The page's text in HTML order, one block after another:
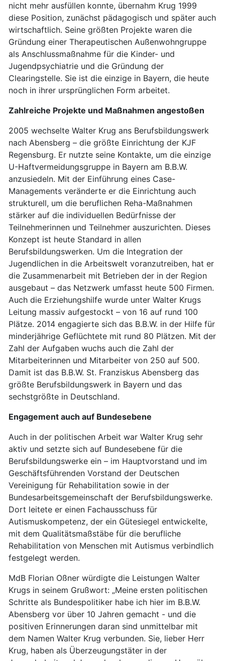
nicht mehr ausfüllen konnte, übernahm Krug 1999
diese Position, zunächst pädagogisch und später auch
wirtschaftlich. Seine größten Projekte waren die
Gründung einer Therapeutischen Außenwohngruppe
als Anschlussmaßnahme für die Kinder- und
Jugendpsychiatrie und die Gründung der
Clearingstelle. Sie ist die einzige in Bayern, die heute
noch in ihrer ursprünglichen Form arbeitet.
Zahlreiche Projekte und Maßnahmen angestoßen
2005 wechselte Walter Krug ans Berufsbildungswerk
nach Abensberg – die größte Einrichtung der KJF
Regensburg. Er nutzte seine Kontakte, um die einzige
U-Haftvermeidungsgruppe in Bayern am B.B.W.
anzusiedeln. Mit der Einführung eines Case-
Managements veränderte er die Einrichtung auch
strukturell, um die beruflichen Reha-Maßnahmen
stärker auf die individuellen Bedürfnisse der
Teilnehmerinnen und Teilnehmer auszurichten. Dieses
Konzept ist heute Standard in allen
Berufsbildungswerken. Um die Integration der
Jugendlichen in die Arbeitswelt voranzutreiben, hat er
die Zusammenarbeit mit Betrieben der in der Region
ausgebaut – das Netzwerk umfasst heute 500 Firmen.
Auch die Erziehungshilfe wurde unter Walter Krugs
Leitung massiv aufgestockt – von 16 auf rund 100
Plätze. 2014 engagierte sich das B.B.W. in der Hilfe für
minderjährige Geflüchtete mit rund 80 Plätzen. Mit der
Zahl der Aufgaben wuchs auch die Zahl der
Mitarbeiterinnen und Mitarbeiter von 250 auf 500.
Damit ist das B.B.W. St. Franziskus Abensberg das
größte Berufsbildungswerk in Bayern und das
sechstgrößte in Deutschland.
Engagement auch auf Bundesebene
Auch in der politischen Arbeit war Walter Krug sehr
aktiv und setzte sich auf Bundesebene für die
Berufsbildungswerke ein – im Hauptvorstand und im
Geschäftsführenden Vorstand der Deutschen
Vereinigung für Rehabilitation sowie in der
Bundesarbeitsgemeinschaft der Berufsbildungswerke.
Dort leitete er einen Fachausschuss für
Autismuskompetenz, der ein Gütesiegel entwickelte,
mit dem Qualitätsmaßstäbe für die berufliche
Rehabilitation von Menschen mit Autismus verbindlich
festgelegt werden.
MdB Florian Oßner würdigte die Leistungen Walter
Krugs in seinem Grußwort: „Meine ersten politischen
Schritte als Bundespolitiker habe ich hier im B.B.W.
Abensberg vor über 10 Jahren gemacht - und die
positiven Erinnerungen daran sind unmittelbar mit
dem Namen Walter Krug verbunden. Sie, lieber Herr
Krug, haben als Überzeugungstäter in der